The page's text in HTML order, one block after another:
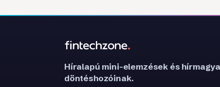
Híralapú mini-elemzések és
döntéshozóinak.